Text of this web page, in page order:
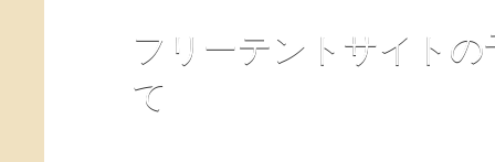
フリーテントサイト
て